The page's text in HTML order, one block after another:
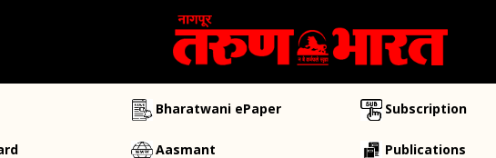
Bharatwani ePaper
Aasmant
Subscription
Publications